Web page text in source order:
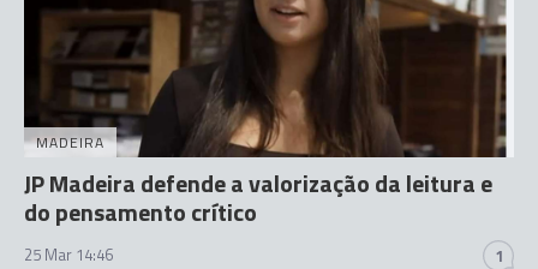
MADEIRA
JP Madeira defende a valorização da leitura e
do pensamento crítico
25 Mar 14:46 1